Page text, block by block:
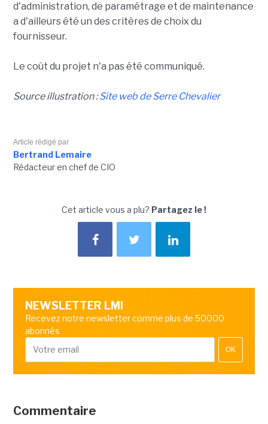
d'administration, de paramétrage et de maintenance
a d'ailleurs été un des critères de choix du
fournisseur.
Le coût du projet n'a pas été communiqué.
Source illustration :Site web de Serre Chevalier
Article rédigé par
Bertrand Lemaire
Rédacteur en chef de CIO
Cet article vous a plu? Partagez le !
NEWSLETTER LMI
Recevez notre newsletter comme plus de 50000
abonnés
OK
Commentaire